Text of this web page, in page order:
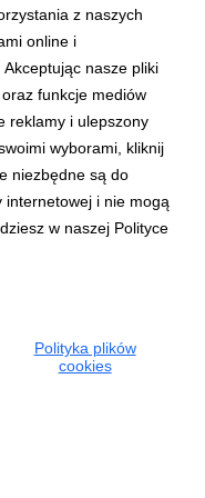
z naszych
online i
nasze pliki
funkcje mediów
reklamy i ulepszony
wyborami, kliknij
niezbędne są do
internetowej i nie mogą
w naszej Polityce
Polityka plików
cookies